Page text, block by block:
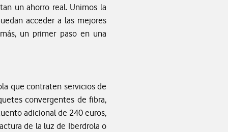
un ahorro real. Unimos la
acceder a las mejores
un primer paso en una
que contraten servicios de
convergentes de fibra,
adicional de 240 euros,
de la luz de Iberdrola o